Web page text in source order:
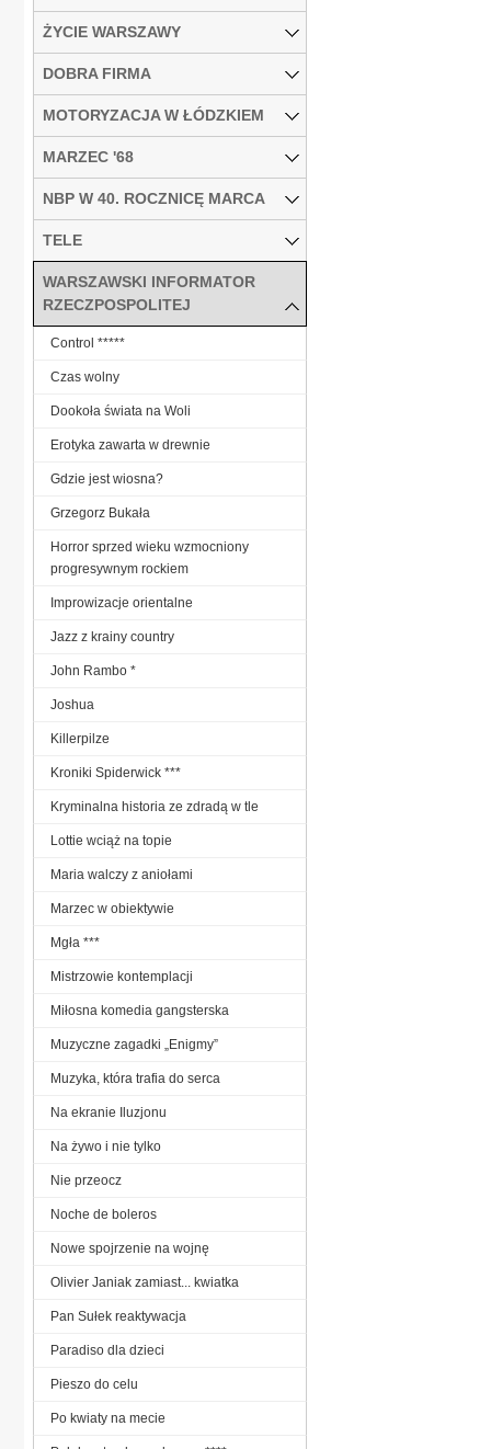
ŻYCIE WARSZAWY
DOBRA FIRMA
MOTORYZACJA W ŁÓDZKIEM
MARZEC '68
NBP W 40. ROCZNICĘ MARCA
TELE
WARSZAWSKI INFORMATOR
RZECZPOSPOLITEJ
Control *****
Czas wolny
Dookoła świata na Woli
Erotyka zawarta w drewnie
Gdzie jest wiosna?
Grzegorz Bukała
Horror sprzed wieku wzmocniony
progresywnym rockiem
Improwizacje orientalne
Jazz z krainy country
John Rambo *
Joshua
Killerpilze
Kroniki Spiderwick ***
Kryminalna historia ze zdradą w tle
Lottie wciąż na topie
Maria walczy z aniołami
Marzec w obiektywie
Mgła ***
Mistrzowie kontemplacji
Miłosna komedia gangsterska
Muzyczne zagadki „Enigmy”
Muzyka, która trafia do serca
Na ekranie Iluzjonu
Na żywo i nie tylko
Nie przeocz
Noche de boleros
Nowe spojrzenie na wojnę
Olivier Janiak zamiast... kwiatka
Pan Sułek reaktywacja
Paradiso dla dzieci
Pieszo do celu
Po kwiaty na mecie